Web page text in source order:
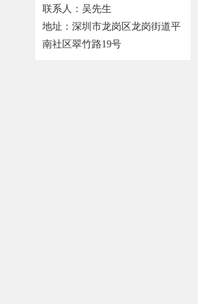
联系人：吴先生
地址：深圳市龙岗区龙岗街道平
南社区翠竹路19号